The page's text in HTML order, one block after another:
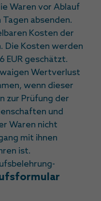
Waren vor Ablauf
absenden.
Kosten der
Die Kosten werden
EUR geschätzt.
Wertverlust
wenn dieser
zur Prüfung der
und
Waren nicht
mit ihnen
ist.